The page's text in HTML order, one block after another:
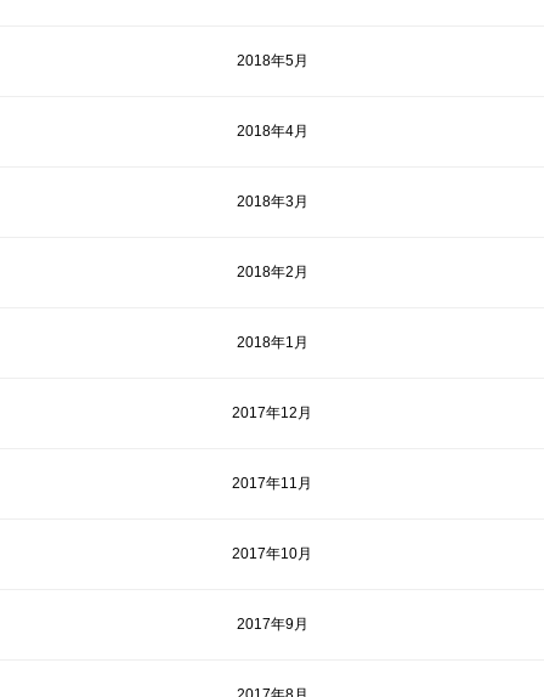
2018年5月
2018年4月
2018年3月
2018年2月
2018年1月
2017年12月
2017年11月
2017年10月
2017年9月